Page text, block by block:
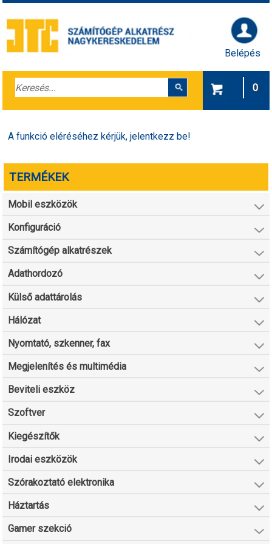
Belépés
0
A funkció eléréséhez kérjük, jelentkezz be!
TERMÉKEK
Mobil eszközök
Konfiguráció
Számítógép alkatrészek
Adathordozó
Külső adattárolás
Hálózat
Nyomtató, szkenner, fax
Megjelenítés és multimédia
Beviteli eszköz
Szoftver
Kiegészítők
Irodai eszközök
Szórakoztató elektronika
Háztartás
Gamer szekció